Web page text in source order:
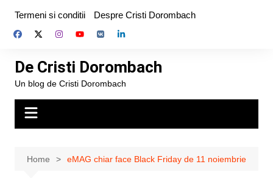
content
Termeni si conditii Despre Cristi Dorombach
De Cristi Dorombach
Un blog de Cristi Dorombach
Home eMAG chiar face Black Friday de 11 noiembrie